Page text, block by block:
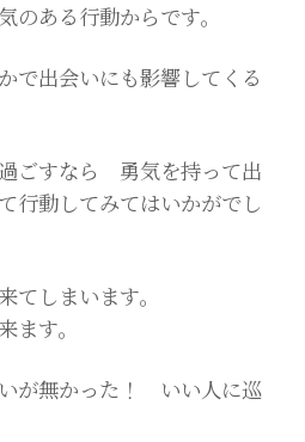
ある行動からです。
で出会いにも影響してくる
ごすなら 勇気を持って出
行動してみてはいかがでし
てしまいます。
ます。
が無かった！ いい人に巡